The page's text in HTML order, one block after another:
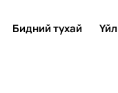
Бидний тухай